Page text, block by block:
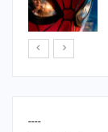
----